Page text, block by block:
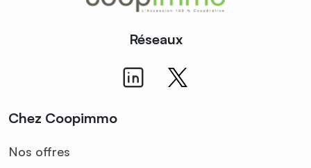
Chez Coopimmo
Nos offres
Réseaux